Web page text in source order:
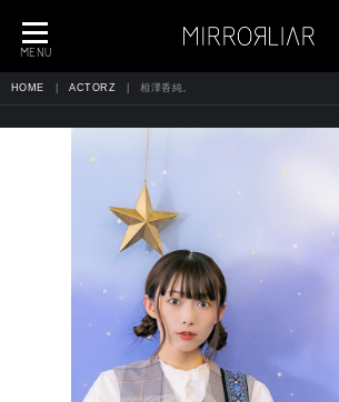
toggle
navigation
MENU
HOME ACTORZ 相澤香純。